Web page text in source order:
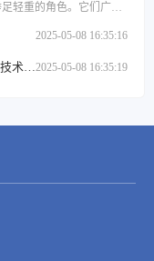
轻重的角色。它们广泛
设备等多个领域。在这些
等特点，成为了众多开
2025-05-08 16:35:16
术特2025-05-08 16:35:19